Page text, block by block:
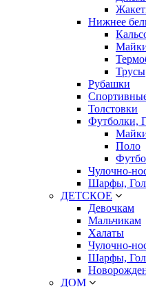
Нижнее
Трусы
Рубашки
Толстовки
Футболки,
Поло
Чулочно-
Шарфы,
ДЕТСКОЕ
Девочкам
Мальчикам
Халаты
Чулочно-
Шарфы,
ДОМ